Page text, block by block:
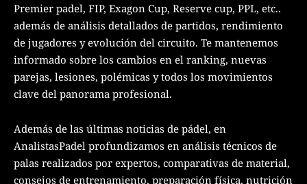
Premier padel, FIP, Exagon Cup, Reserve cup, PPL, etc..
además de análisis detallados de partidos, rendimiento
de jugadores y evolución del circuito. Te mantenemos
informado sobre los cambios en el ranking, nuevas
parejas, lesiones, polémicas y todos los movimientos
clave del panorama profesional.
Además de las últimas noticias de pádel, en
AnalistasPadel profundizamos en análisis técnicos de
palas realizados por expertos, comparativas de material,
consejos de entrenamiento, preparación física, nutrición